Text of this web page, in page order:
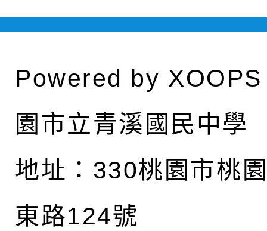
Powered by XOOPS
園市立青溪國民中學
地址： 330桃園市桃
東路124號